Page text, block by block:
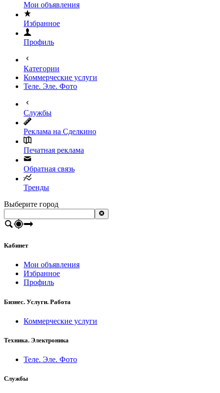
Мои объявления
Избранное
Профиль
Категории
Коммерческие услуги
Теле. Эле. Фото
Службы
Реклама на Сделкино
Печатная реклама
Обратная связь
Тренды
Выберите город
Кабинет
Мои объявления
Избранное
Профиль
Бизнес. Услуги. Работа
Коммерческие услуги
Техника. Электроника
Теле. Эле. Фото
Службы